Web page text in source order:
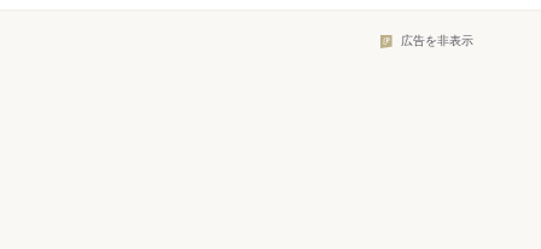
広告を非表示